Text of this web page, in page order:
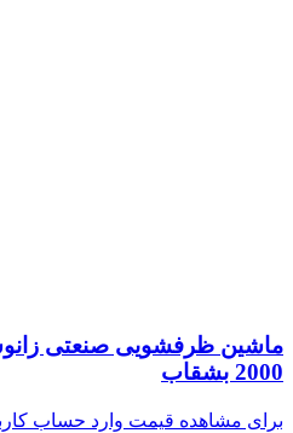
ماشین ظرفشویی صنعتی
2000 بشقاب
برای مشاهده قیمت وارد حساب